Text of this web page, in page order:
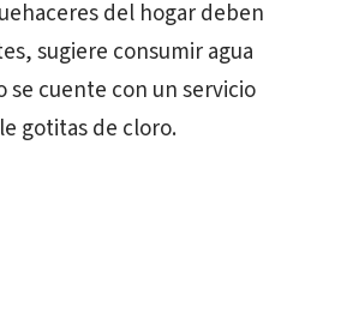
del hogar deben
sugiere consumir agua
se cuente con un servicio
gotitas de cloro.